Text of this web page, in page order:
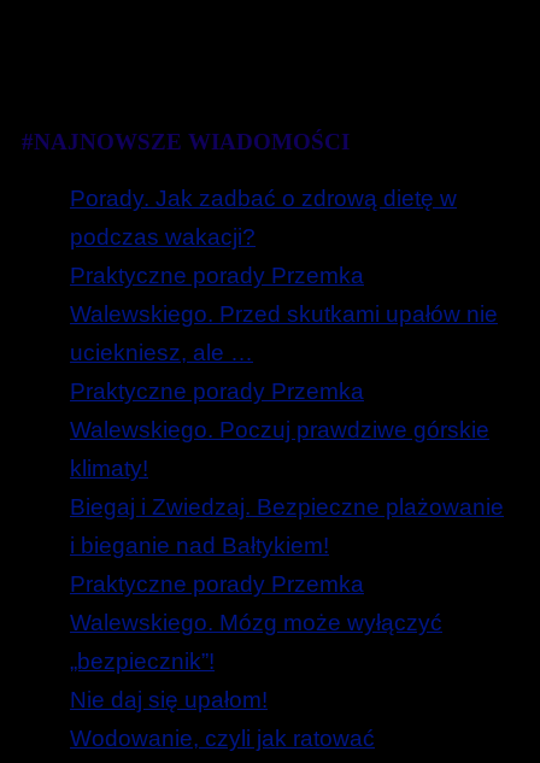
#NAJNOWSZE WIADOMOŚCI
Porady. Jak zadbać o zdrową dietę w
podczas wakacji?
Praktyczne porady Przemka
Walewskiego. Przed skutkami upałów nie
uciekniesz, ale …
Praktyczne porady Przemka
Walewskiego. Poczuj prawdziwe górskie
klimaty!
Biegaj i Zwiedzaj. Bezpieczne plażowanie
i bieganie nad Bałtykiem!
Praktyczne porady Przemka
Walewskiego. Mózg może wyłączyć
„bezpiecznik”!
Nie daj się upałom!
Wodowanie, czyli jak ratować